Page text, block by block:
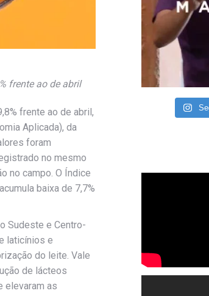
frente ao de abril
frente ao de abril,
Aplicada), da
foram
no mesmo
no campo. O Índice
baixa de 7,7%
Sudeste e Centro-
laticínios e
do leite. Vale
de lácteos
elevaram as